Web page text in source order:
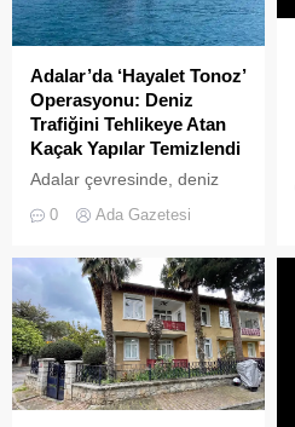
telefonu kameralarına
yansıdı. Marmara Denizi ve
gökyüzünde süzülen
devasa leylek sürüsü,
izleyenlere adeta görsel bir
şölen sundu. Sürüler
halinde termal hava...
Adalar’da ‘Hayalet Tonoz’
Operasyonu: Deniz
Trafiğini Tehlikeye Atan
Kaçak Yapılar Temizlendi
Adalar çevresinde, deniz
trafiğini tehlikeye sokan ve
çevre kirliliğine neden olan
geniş çaplı bir temizlik ve
denetim operasyonu
gerçekleştirildi.
0 Ada Gazetesi